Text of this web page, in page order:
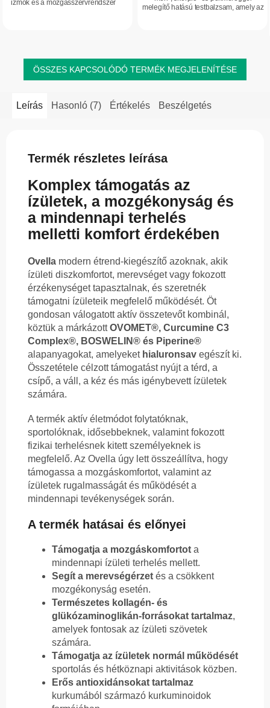
izmok és a mozgásszervrendszer
melegítő hatású testbalzsam, amely az
ÖSSZES KAPCSOLÓDÓ TERMÉK MEGJELENÍTÉSE
Leírás Hasonló (7) Értékelés Beszélgetés
Termék részletes leírása
Komplex támogatás az
ízületek, a mozgékonyság és
a mindennapi terhelés
melletti komfort érdekében
Ovella modern étrend-kiegészítő azoknak, akik
ízületi diszkomfortot, merevséget vagy fokozott
érzékenységet tapasztalnak, és szeretnék
támogatni ízületeik megfelelő működését. Öt
gondosan válogatott aktív összetevőt kombinál,
köztük a márkázottOVOMET®, Curcumine C3
Complex®, BOSWELIN® és Piperine®
alapanyagokat, amelyeket hialuronsav egészít ki.
Összetétele célzott támogatást nyújt a térd, a
csípő, a váll, a kéz és más igénybevett ízületek
számára.
A termék aktív életmódot folytatóknak,
sportolóknak, idősebbeknek, valamint fokozott
fizikai terhelésnek kitett személyeknek is
megfelelő. Az Ovella úgy lett összeállítva, hogy
támogassa a mozgáskomfortot, valamint az
ízületek rugalmasságát és működését a
mindennapi tevékenységek során.
A termék hatásai és előnyei
Támogatja a mozgáskomfortot a
mindennapi ízületi terhelés mellett.
Segít a merevségérzet és a csökkent
mozgékonyság esetén.
Természetes kollagén- és
glükózaminoglikán-forrásokat tartalmaz,
amelyek fontosak az ízületi szövetek
számára.
Támogatja az ízületek normál működését
sportolás és hétköznapi aktivitások közben.
Erős antioxidánsokat tartalmaz
kurkumából származó kurkuminoidok